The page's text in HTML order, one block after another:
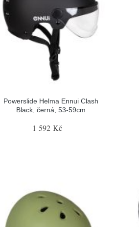
Powerslide Helma Ennui Clash
Black, černá, 53-59cm
1 592 Kč